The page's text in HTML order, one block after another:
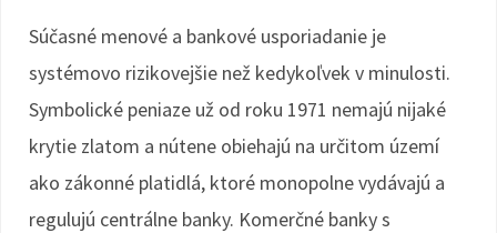
Súčasné menové a bankové usporiadanie je
systémovo rizikovejšie než kedykoľvek v minulosti.
Symbolické peniaze už od roku 1971 nemajú nijaké
krytie zlatom a nútene obiehajú na určitom území
ako zákonné platidlá, ktoré monopolne vydávajú a
regulujú centrálne banky. Komerčné banky s